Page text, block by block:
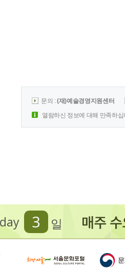
문의 :(재)예술경영지원센터
열람하신 정보에 대해 만족하
3 일